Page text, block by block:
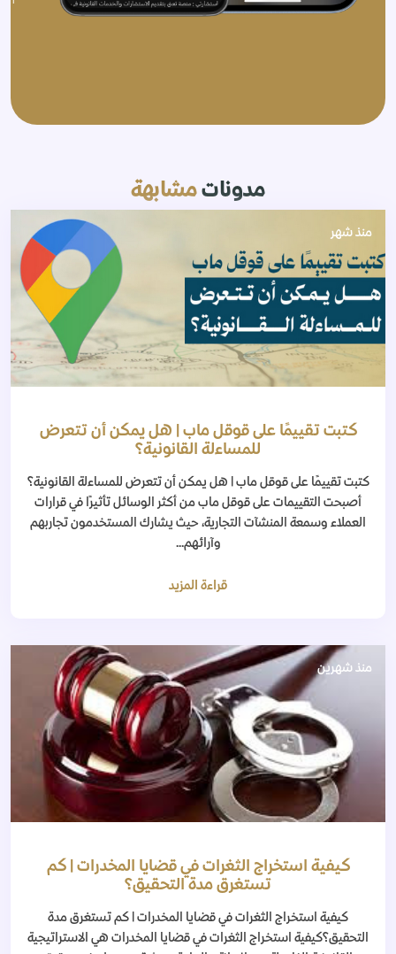
مدونات مشابهة
منذ شهر
كتبت تقييمًا على قوقل ماب | هل يمكن أن تتعرض
للمساءلة القانونية؟
كتبت تقييمًا على قوقل ماب | هل يمكن أن تتعرض للمساءلة القانونية؟
أصبحت التقييمات على قوقل ماب من أكثر الوسائل تأثيرًا في قرارات
العملاء وسمعة المنشآت التجارية، حيث يشارك المستخدمون تجاربهم
وآرائهم...
قراءة المزيد
منذ شهرين
كيفية استخراج الثغرات في قضايا المخدرات | كم
تستغرق مدة التحقيق؟
كيفية استخراج الثغرات في قضايا المخدرات | كم تستغرق مدة
التحقيق؟كيفية استخراج الثغرات في قضايا المخدرات هي الاستراتيجية